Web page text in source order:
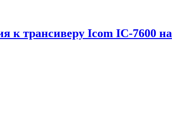
к трансиверу Icom IC-7600 на